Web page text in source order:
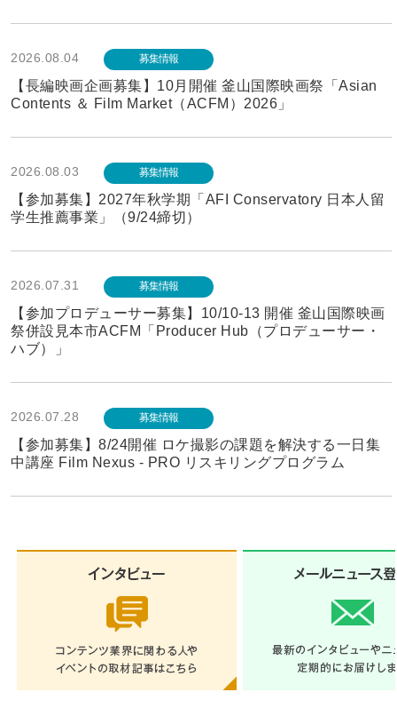
2026.08.04 募集情報
【長編映画企画募集】10月開催 釜山国際映画祭「Asian
Contents ＆ Film Market（ACFM）2026」
2026.08.03 募集情報
【参加募集】2027年秋学期「AFI Conservatory 日本人留
学生推薦事業」（9/24締切）
2026.07.31 募集情報
【参加プロデューサー募集】10/10-13 開催 釜山国際映画
祭併設見本市ACFM「Producer Hub（プロデューサー・
ハブ）」
2026.07.28 募集情報
【参加募集】8/24開催 ロケ撮影の課題を解決する一日集
中講座 Film Nexus - PRO リスキリングプログラム